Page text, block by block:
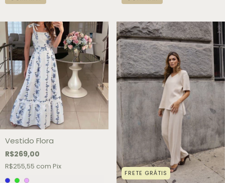
Vestido Flora
R$269,00
R$255,55 com Pix
FRETE GRÁTIS